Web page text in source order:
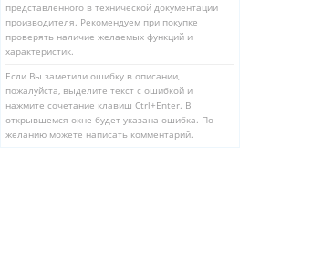
представленного в технической документации
производителя. Рекомендуем при покупке
проверять наличие желаемых функций и
характеристик.
Если Вы заметили ошибку в описании,
пожалуйста, выделите текст с ошибкой и
нажмите сочетание клавиш Ctrl+Enter. В
открывшемся окне будет указана ошибка. По
желанию можете написать комментарий.